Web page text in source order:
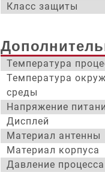
Класс защиты
Температура
Температура
среды
Напряжение
Дисплей
Материал антенны
Материал корпуса
Давление процесса